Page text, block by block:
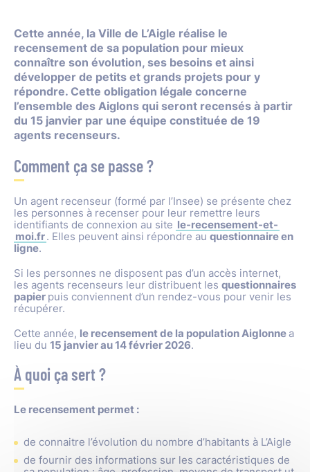
Cette année, la Ville de L’Aigle réalise le
recensement de sa population pour mieux
connaître son évolution, ses besoins et ainsi
développer de petits et grands projets pour y
répondre. Cette obligation légale concerne
l’ensemble des Aiglons qui seront recensés à partir
du 15 janvier par une équipe constituée de 19
agents recenseurs.
Comment ça se passe ?
Un agent recenseur (formé par l’Insee) se présente chez
les personnes à recenser pour leur remettre leurs
identifiants de connexion au site le-recensement-et-
moi.fr. Elles peuvent ainsi répondre au questionnaire en
ligne.
Si les personnes ne disposent pas d’un accès internet,
les agents recenseurs leur distribuent les questionnaires
papier puis conviennent d’un rendez-vous pour venir les
récupérer.
Cette année, le recensement de la population Aiglonnea
lieu du 15 janvier au 14 février 2026.
À quoi ça sert ?
Le recensement permet :
de connaitre l’évolution du nombre d’habitants à L’Aigle
de fournir des informations sur les caractéristiques de